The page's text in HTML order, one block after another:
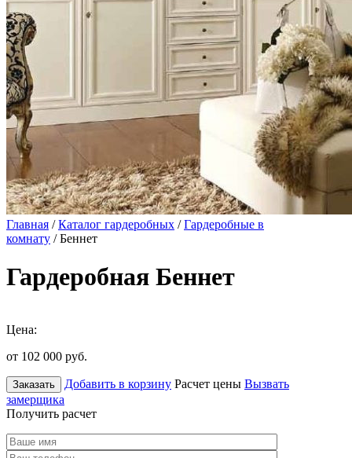
Главная /Каталог гардеробных /Гардеробные в
комнату / Беннет
Гардеробная Беннет
Цена:
от 102 000 руб.
Заказать Добавить в корзину Расчет цены Вызвать
замерщика
Получить расчет